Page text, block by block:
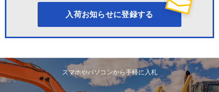
入荷お知らせに登録する
スマホやパソコンから手軽に入札